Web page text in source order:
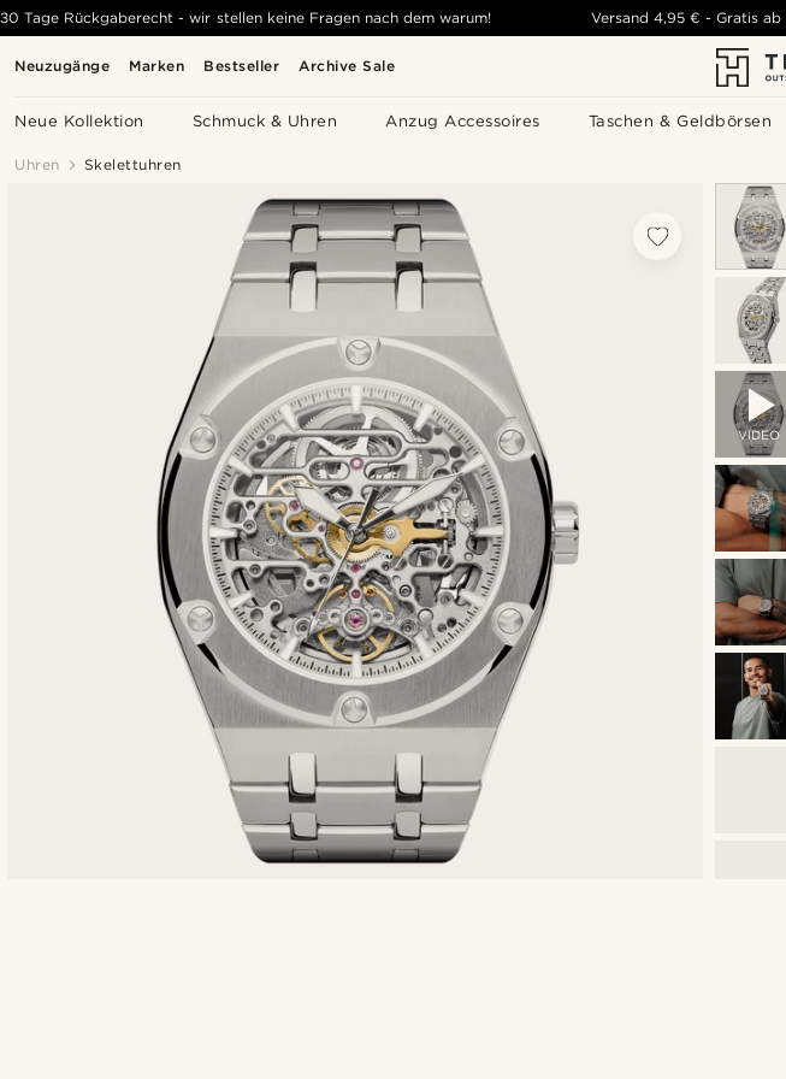
Neuzugänge Marken Bestseller Archive Sale
Neue Kollektion Schmuck & Uhren Anzug Accessoires Taschen & Geldbörsen
30 Tage Rückgaberecht - wir stellen keine Fragen nach dem warum! Versand 4,95 € -Gratis ab
Uhren Skelettuhren
VIDEO